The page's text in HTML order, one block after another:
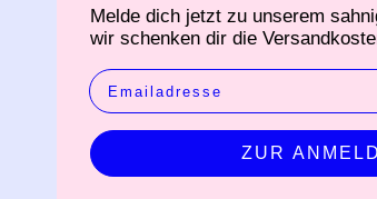
Melde dich jetzt zu unserem
wir schenken dir die
EMAIL
ZUR